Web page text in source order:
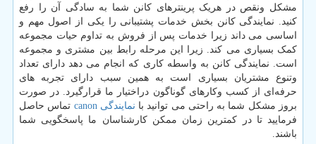
مشکل ونقص در هریک پرینترهای کانن شما به سادگی آن را رفع
کنید. نمایندگی کانن بخش خدمات پشتیبانی را یکی از اصول مهم و
اساسی می داند زیرا خدمات پس از فروش به تداوم حیات مجموعه
کمک بسیاری می کند. زیرا این مرحله رابط بین مشتری و مجموعه
است. نمایندگی کانن به واسطه کاری که انجام می دهد دارای تعداد
وتنوع مشتریان بسیاری است به همین سبب دارای تجربه‌ های
حرفه‌ای از کسب وکارهای گوناگون دراختیار ما قرارگیرد. در صورت
بروز مشکل شما به راحتی می توانید با نمایندگیcanon تماس حاصل
فرمایید تا در کمترین زمان ممکن کارشناسان ما پاسخگویی شما
باشند.